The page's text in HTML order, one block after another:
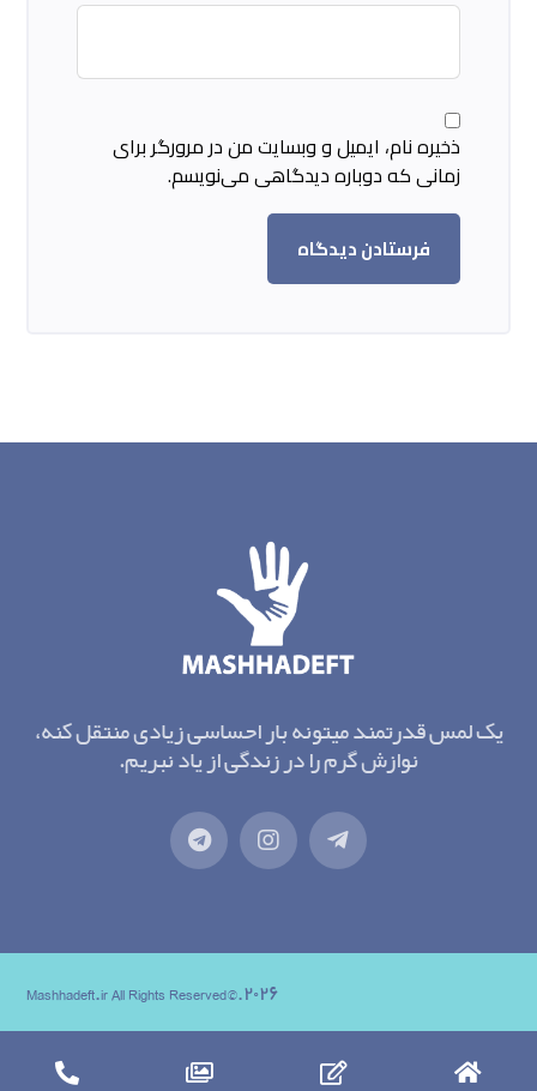
ذخیره نام، ایمیل و وبسایت من در مرورگر برای
زمانی که دوباره دیدگاهی می‌نویسم.
فرستادن دیدگاه
یک لمس قدرتمند میتونه بار احساسی زیادی منتقل کنه،
نوازش گرم را در زندگی از یاد نبریم.
۲۰۲۶.©Mashhadeft.ir All Rights Reserved